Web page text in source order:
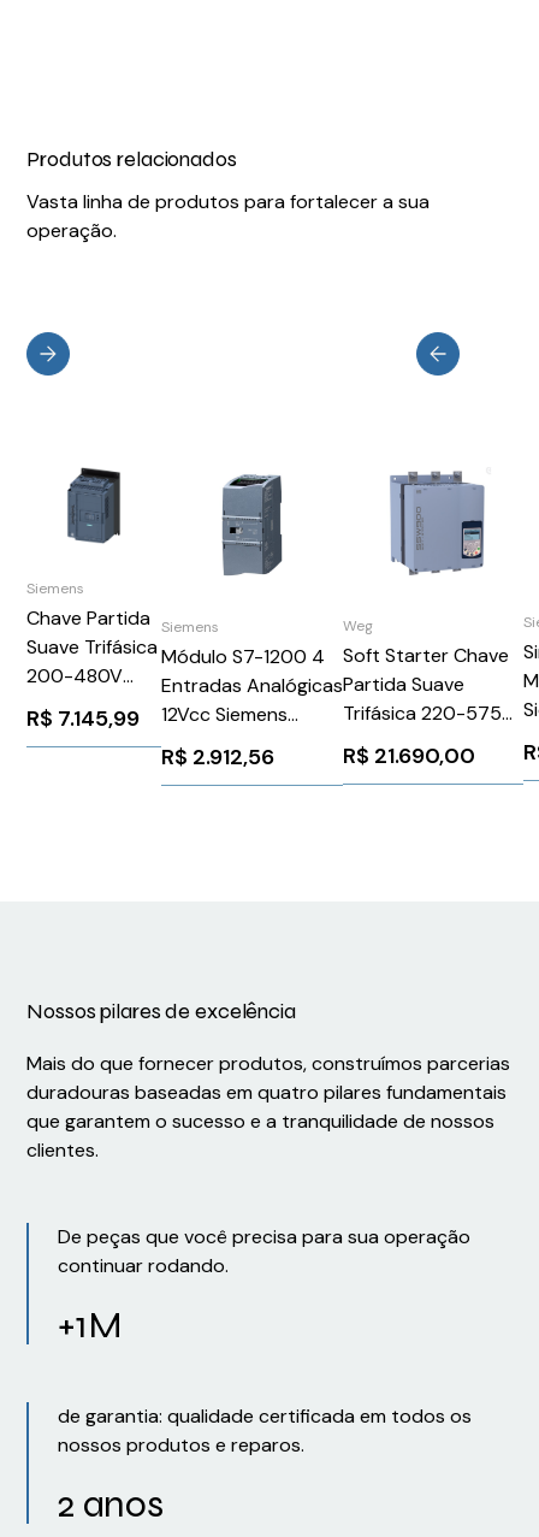
Produtos relacionados
Vasta linha de produtos para fortalecer a sua
operação.
Siemens
Chave Partida
Suave Trifásica
200-480V
93A 110-220V
3RW52271AC14
R$ 7.145,99
Siemens
Módulo S7-1200 4
Entradas Analógicas
12Vcc Siemens
6ES72314HD320XB0
R$ 2.912,56
Weg
Soft Starter Chave
Partida Suave
Trifásica 220-575V
312A 220V
SSW900D0312T5E4
R$ 21.690,00
Nossos pilares de excelência
Mais do que fornecer produtos, construímos parcerias
duradouras baseadas em quatro pilares fundamentais
que garantem o sucesso e a tranquilidade de nossos
clientes.
De peças que você precisa para sua operação
continuar rodando.
+1M
de garantia: qualidade certificada em todos os
nossos produtos e reparos.
2 anos